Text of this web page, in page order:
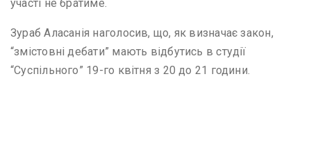
участі не братиме.
Зураб Аласанія наголосив, що, як визначає закон,
“змістовні дебати” мають відбутись в студії
“Суспільного” 19-го квітня з 20 до 21 години.